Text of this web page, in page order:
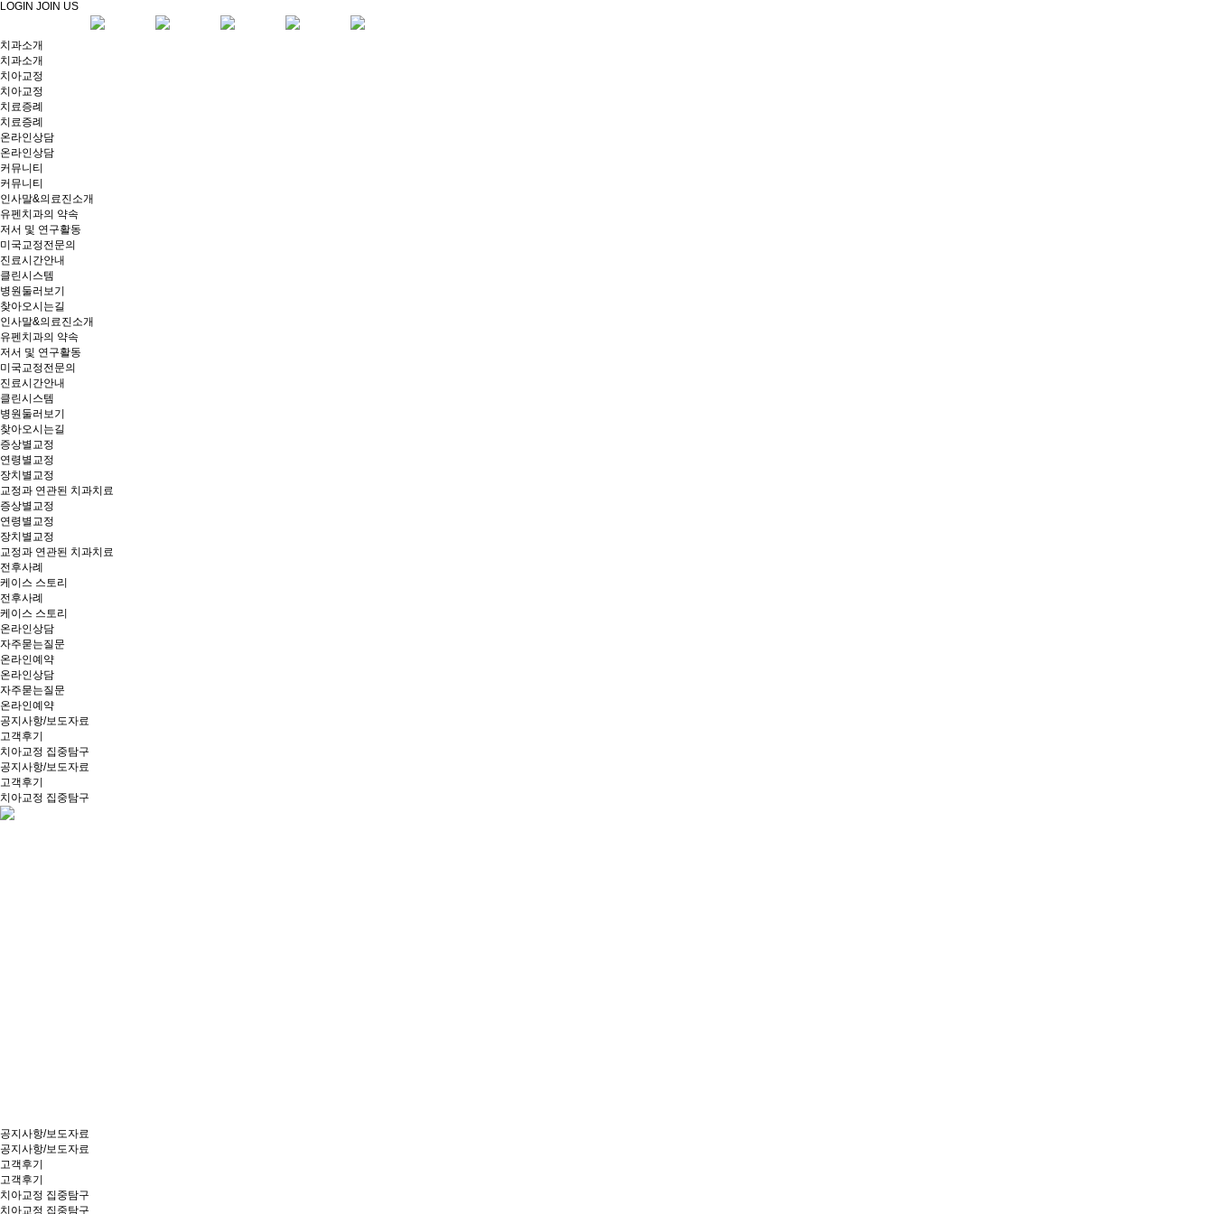
LOGIN JOIN US
치과소개
치과소개
치아교정
치아교정
치료증례
치료증례
온라인상담
온라인상담
커뮤니티
커뮤니티
인사말&의료진소개
유펜치과의 약속
저서 및 연구활동
미국교정전문의
진료시간안내
클린시스템
병원둘러보기
찾아오시는길
인사말&의료진소개
유펜치과의 약속
저서 및 연구활동
미국교정전문의
진료시간안내
클린시스템
병원둘러보기
찾아오시는길
증상별교정
연령별교정
장치별교정
교정과 연관된 치과치료
증상별교정
연령별교정
장치별교정
교정과 연관된 치과치료
전후사례
케이스 스토리
전후사례
케이스 스토리
온라인상담
자주묻는질문
온라인예약
온라인상담
자주묻는질문
온라인예약
공지사항/보도자료
고객후기
치아교정 집중탐구
공지사항/보도자료
고객후기
치아교정 집중탐구
공지사항/보도자료
공지사항/보도자료
고객후기
고객후기
치아교정 집중탐구
치아교정 집중탐구